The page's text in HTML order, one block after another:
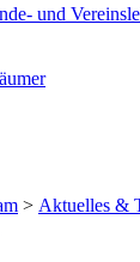
und
> Aktuelles &